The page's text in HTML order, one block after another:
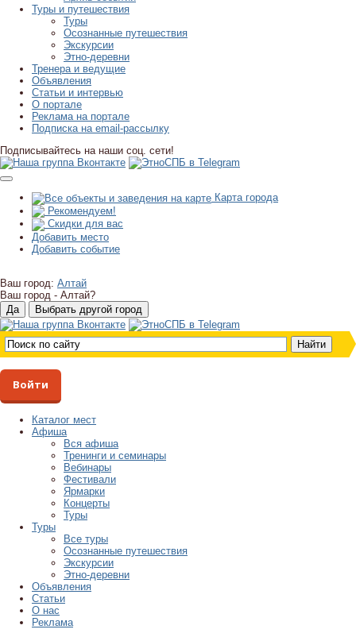
Туры и путешествия
Туры
Осознанные путешествия
Экскурсии
Этно-деревни
Тренера и ведущие
Объявления
Статьи и интервью
О портале
Реклама на портале
Подписка на email-рассылку
Подписывайтесь на наши соц. сети!
Карта города
Рекомендуем!
Скидки для вас
Добавить место
Добавить событие
Ваш город: Алтай
Ваш город - Алтай?
Войти
Каталог мест
Афиша
Вся афиша
Тренинги и семинары
Вебинары
Фестивали
Ярмарки
Концерты
Туры
Туры
Все туры
Осознанные путешествия
Экскурсии
Этно-деревни
Объявления
Статьи
О нас
Реклама